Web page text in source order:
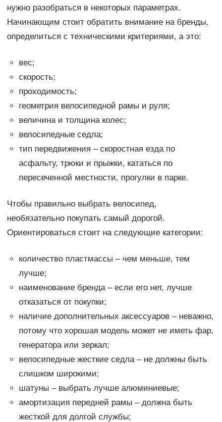
нужно разобраться в некоторых параметрах.
Начинающим стоит обратить внимание на бренды,
определиться с техническими критериями, а это:
вес;
скорость;
проходимость;
геометрия велосипедной рамы и руля;
величина и толщина колес;
велосипедные седла;
тип передвижения – скоростная езда по
асфальту, трюки и прыжки, кататься по
пересеченной местности, прогулки в парке.
Чтобы правильно выбрать велосипед,
необязательно покупать самый дорогой.
Ориентироваться стоит на следующие категории:
количество пластмассы – чем меньше, тем
лучше;
наименование бренда – если его нет, лучше
отказаться от покупки;
наличие дополнительных аксессуаров – неважно,
потому что хорошая модель может не иметь фар,
генератора или зеркал;
велосипедные жесткие седла – не должны быть
слишком широкими;
шатуны – выбрать лучше алюминиевые;
амортизация передней рамы – должна быть
жесткой для долгой службы;